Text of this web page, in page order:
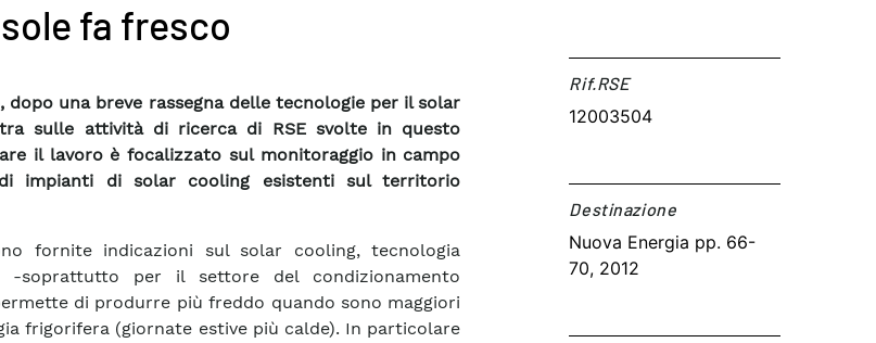
fa fresco
dopo una breve rassegna delle tecnologie per il solar
sulle attività di ricerca di RSE svolte in questo
il lavoro è focalizzato sul monitoraggio in campo
impianti di solar cooling esistenti sul territorio
fornite indicazioni sul solar cooling, tecnologia
-soprattutto per il settore del condizionamento
di produrre più freddo quando sono maggiori
frigorifera (giornate estive più calde). In particolare
Rif.RSE​
12003504
Destinazione​
Nuova Energia pp. 66-
70, 2012